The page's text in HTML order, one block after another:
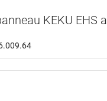
KEKU EHS